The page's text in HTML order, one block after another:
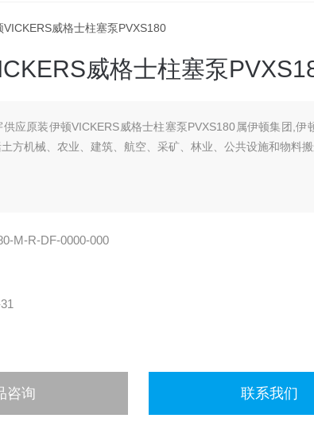
威格士柱塞泵PVXS180
威格士柱塞泵
供应原装伊顿VICKERS威格士柱塞泵PVXS180属伊顿集团,伊
方机械、农业、建筑、航空、采矿、林业、公共设施和物料搬
M-R-DF-0000-000
咨询 联系我们